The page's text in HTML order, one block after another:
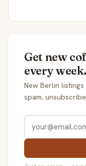
Get new
every
New Berlin
spam,